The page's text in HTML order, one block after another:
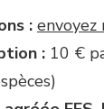
: envoyez
: 10 €